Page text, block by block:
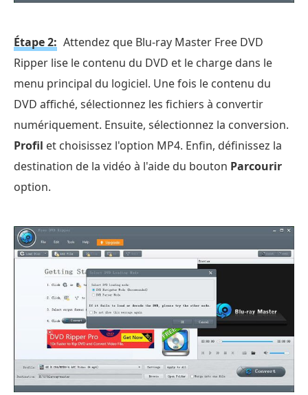
Étape 2: Attendez que Blu-ray Master Free DVD
Ripper lise le contenu du DVD et le charge dans le
menu principal du logiciel. Une fois le contenu du
DVD affiché, sélectionnez les fichiers à convertir
numériquement. Ensuite, sélectionnez la conversion.
Profil et choisissez l'option MP4. Enfin, définissez la
destination de la vidéo à l'aide du bouton Parcourir
option.